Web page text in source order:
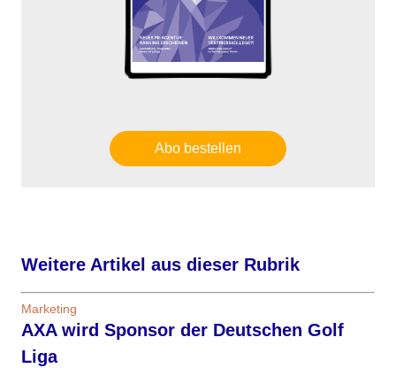
Abo bestellen
Weitere Artikel aus dieser Rubrik
Marketing
AXA wird Sponsor der Deutschen Golf
Liga